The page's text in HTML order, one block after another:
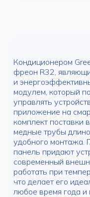
Кондиционером
фреон R32,
и
модулем, который
управлять
приложение на
комплект поставки
медные трубы
удобного монтажа.
панель придают
современный
работать при
что делает его
любое время года и